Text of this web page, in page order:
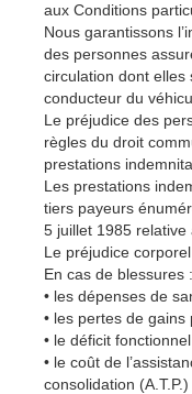
aux Conditions
Nous garantissons
des personnes
circulation dont elles
conducteur du
Le préjudice des
règles du droit
prestations
Les prestations
tiers payeurs
5 juillet 1985 relative
Le préjudice
En cas de blessures :
• les dépenses de
• les pertes de gains
• le déficit
• le coût de
consolidation